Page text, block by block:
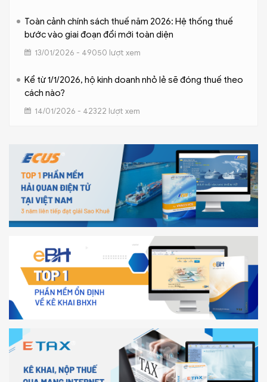
Toàn cảnh chính sách thuế năm 2026: Hệ thống thuế
bước vào giai đoạn đổi mới toàn diện
13/01/2026 - 49050 lượt xem
Kể từ 1/1/2026, hộ kinh doanh nhỏ lẻ sẽ đóng thuế theo
cách nào?
14/01/2026 - 42322 lượt xem